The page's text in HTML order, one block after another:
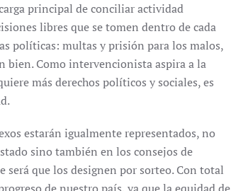
principal de conciliar actividad
libres que se tomen dentro de cada
políticas: multas y prisión para los malos,
bien. Como intervencionista aspira a la
más derechos políticos y sociales, es
estarán igualmente representados, no
sino también en los consejos de
será que los designen por sorteo. Con total